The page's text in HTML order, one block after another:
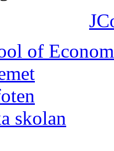
of
skolan